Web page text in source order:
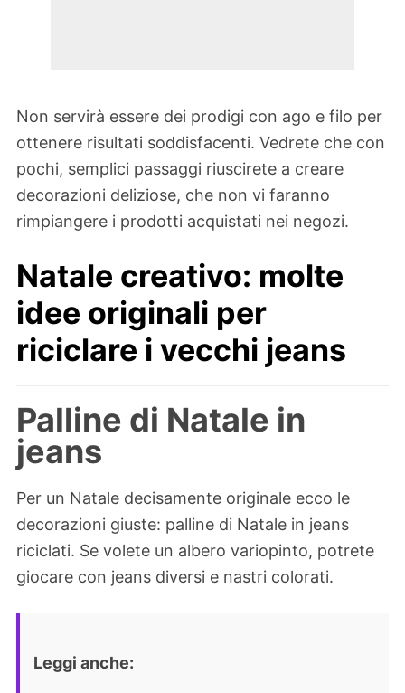
Non servirà essere dei prodigi con ago e filo per
ottenere risultati soddisfacenti. Vedrete che con
pochi, semplici passaggi riuscirete a creare
decorazioni deliziose, che non vi faranno
rimpiangere i prodotti acquistati nei negozi.
Natale creativo: molte
idee originali per
riciclare i vecchi jeans
Palline di Natale in
jeans
Per un Natale decisamente originale ecco le
decorazioni giuste: palline di Natale in jeans
riciclati. Se volete un albero variopinto, potrete
giocare con jeans diversi e nastri colorati.
Leggi anche: